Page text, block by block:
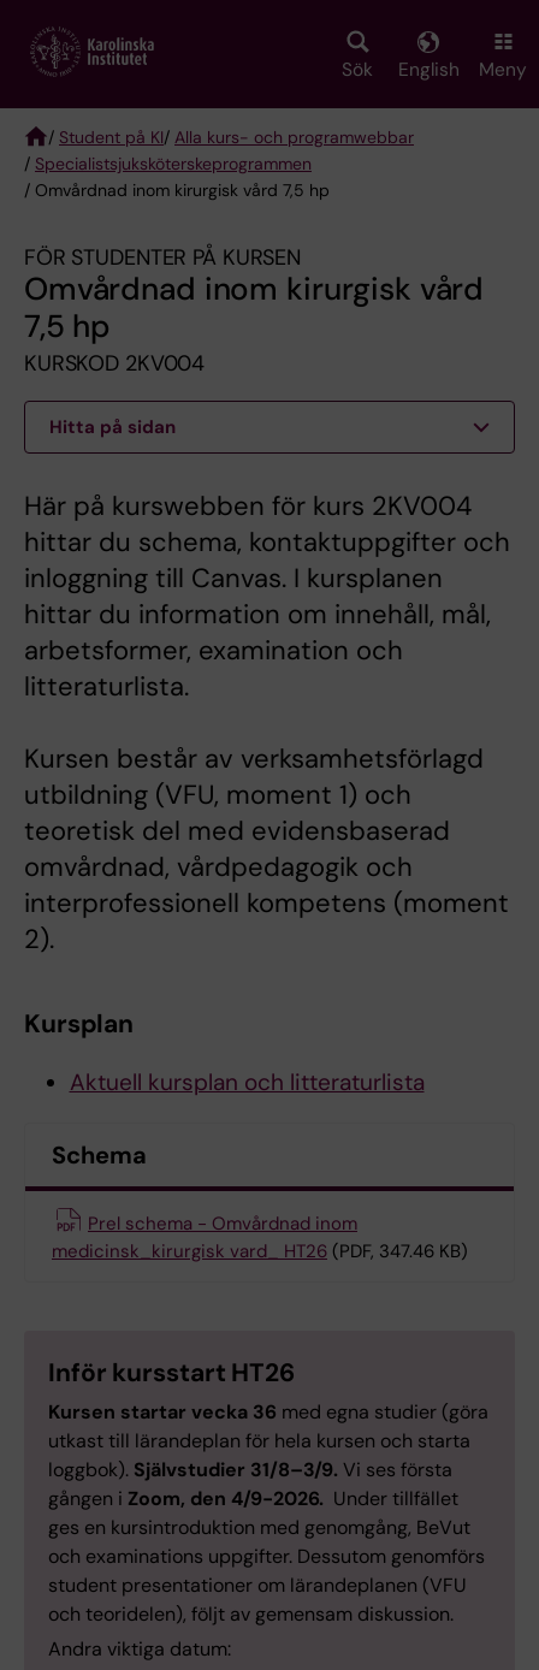
main
Sök English Meny
Breadcrumb
/ Student på KI/ Alla kurs- och programwebbar
/ Specialist­sjuksköterske­programmen
/ Omvårdnad inom kirurgisk vård 7,5 hp
FÖR STUDENTER PÅ KURSEN
Omvårdnad inom kirurgisk vård
7,5 hp
KURSKOD 2KV004
Hitta på sidan
Här på kurswebben för kurs 2KV004
hittar du schema, kontaktuppgifter och
inloggning till Canvas. I kursplanen
hittar du information om innehåll, mål,
arbetsformer, examination och
litteraturlista.
Kursen består av verksamhetsförlagd
utbildning (VFU, moment 1) och
teoretisk del med evidensbaserad
omvårdnad, vårdpedagogik och
interprofessionell kompetens (moment
2).
Kursplan
Aktuell kursplan och litteraturlista
Schema
Prel schema - Omvårdnad inom
medicinsk_kirurgisk vard_ HT26 (PDF, 347.46 KB)
Inför kursstart HT26
Kursen startar vecka 36 med egna studier (göra
utkast till lärandeplan för hela kursen och starta
loggbok). Självstudier 31/8–3/9. Vi ses första
gången i Zoom, den 4/9-2026. Under tillfället
ges en kursintroduktion med genomgång, BeVut
och examinations uppgifter. Dessutom genomförs
student presentationer om lärandeplanen (VFU
och teoridelen), följt av gemensam diskussion.
Andra viktiga datum: